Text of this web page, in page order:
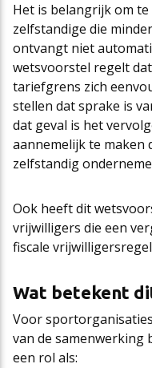
Het is belangrijk om
zelfstandige die
ontvangt niet
wetsvoorstel regelt
tariefgrens zich
stellen dat sprake is
dat geval is het
aannemelijk te maken
zelfstandig
Ook heeft dit
vrijwilligers die een
fiscale
Wat betekent
Voor
van de samenwerking
een rol als: